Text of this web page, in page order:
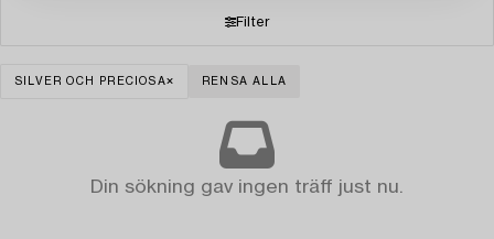
Filter
SILVER OCH PRECIOSA RENSA ALLA
Din sökning gav ingen träff just nu.